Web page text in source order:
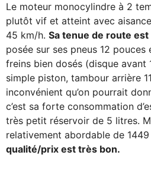
Le moteur monocylindre à 2
plutôt vif et atteint avec
45 km/h. Sa tenue de route
posée sur ses pneus 12
freins bien dosés (disque avant
simple piston, tambour arrière
inconvénient qu’on pourrait
c’est sa forte consommation
très petit réservoir de 5 litres.
relativement abordable de
qualité/prix est très bon.